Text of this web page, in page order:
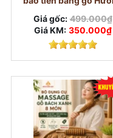
nàn, mãnh liệt và
Shaphire (45
thái, trung thành
Giá gốc: 499.000₫
Giá KM: 350.000₫